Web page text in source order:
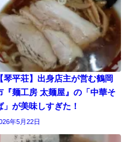
【琴平荘】出身店主が営む鶴岡
『麺工房 太麺屋』の「中華そ
」が美味しすぎた！
年5月22日